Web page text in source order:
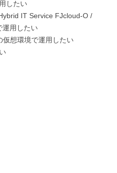
したい
IT Service FJcloud-O /
運用したい
想環境で運用したい